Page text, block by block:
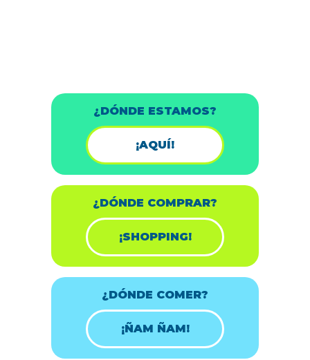
¿DÓNDE ESTAMOS?
¡AQUÍ!
¿DÓNDE COMPRAR?
¡SHOPPING!
¿DÓNDE COMER?
¡ÑAM ÑAM!